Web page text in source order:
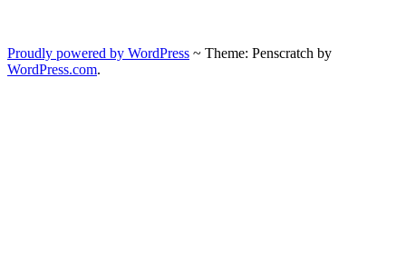
Proudly powered by WordPress ~ Theme: Penscratch by
WordPress.com.